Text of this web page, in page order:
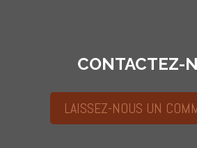
CONTACTEZ-
LAISSEZ-NOUS UN